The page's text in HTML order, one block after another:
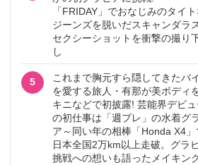
「FRIDAY」でおなじみのタイ
ジーンズを脱いだスキャンダラ
セクシーショットを衝撃の撮り
し
5
これまで胸元すら隠してきたバ
を愛する旅人・有那が美ボディ
キニなどで初披露! 芸能界デビュ
の初仕事は「週プレ」の水着グ
ア～同い年の相棒「Honda X4」
日本全国2万km以上走破。グラ
挑戦への想いも語ったメイキン